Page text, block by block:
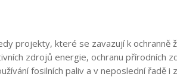
projekty, které se zavazují k ochranně
zdrojů energie, ochranu přírodních
fosilních paliv a v neposlední řadě i